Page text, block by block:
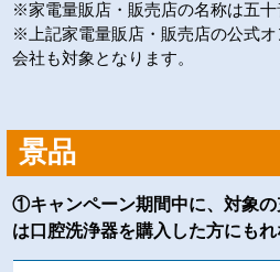
※家電量販店・販売店の名称は五十
※上記家電量販店・販売店の公式
会社も対象となります。
景品
①キャンペーン期間中に、対象
は口腔洗浄器を購入した方にも